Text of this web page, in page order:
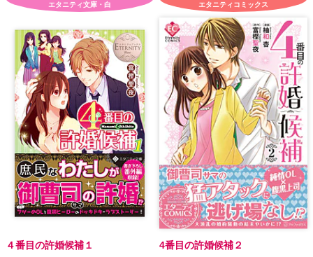
エタニティ文庫・白
４番目の許婚候補１
エタニティコミックス
4番目の許婚候補２